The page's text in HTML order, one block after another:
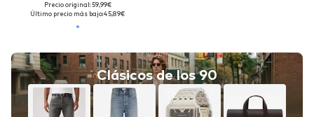
Precio original: 59,99€
Último precio más bajo:45,89€
Clásicos de los 90